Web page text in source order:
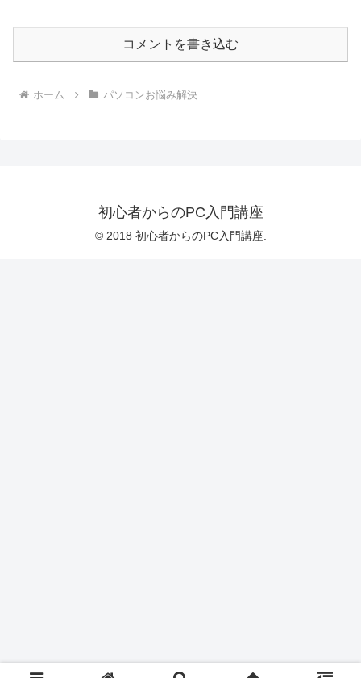
コメントを書き込む
ホーム パソコンお悩み解決
初心者からのPC入門講座
© 2018 初心者からのPC入門講座.